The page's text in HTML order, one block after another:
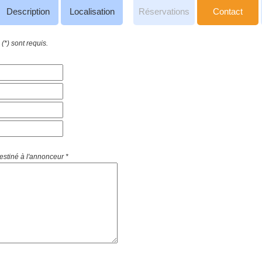
Description Localisation Réservations Contact
sont requis.
à l'annonceur *